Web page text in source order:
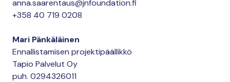
anna.saarentaus@jnfoundation.fi
+358 40 719 0208
Mari Pänkäläinen
Ennallistamisen projektipäällikkö
Tapio Palvelut Oy
puh. 0294326011